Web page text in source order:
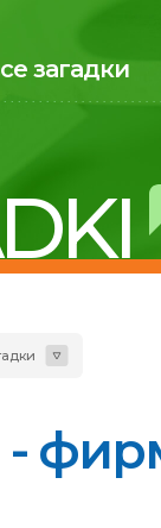
загадки